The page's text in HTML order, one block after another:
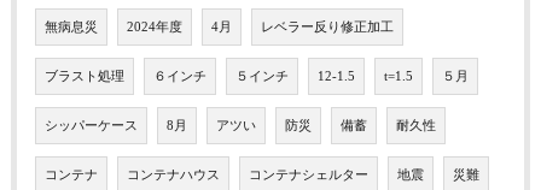
無病息災 2024年度 4月 レベラー反り修正加工
ブラスト処理 ６インチ ５インチ 12-1.5 t=1.5 ５月
シッパーケース 8月 アツい 防災 備蓄 耐久性
コンテナ コンテナハウス コンテナシェルター 地震 災難